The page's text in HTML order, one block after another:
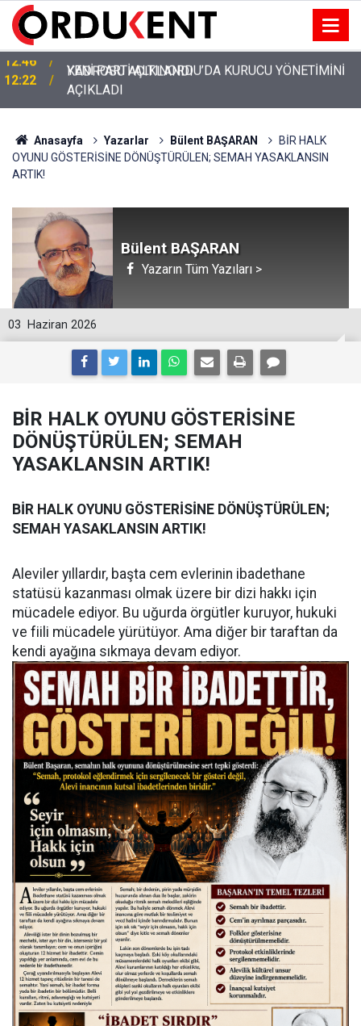
12:22
YENİ PARTİ ALTINORDU’DA KURUCU YÖNETİMİNİ
AÇIKLADI
Anasayfa Yazarlar Bülent BAŞARAN
BİR HALK
OYUNU GÖSTERİSİNE DÖNÜŞTÜRÜLEN; SEMAH YASAKLANSIN
ARTIK!
Bülent BAŞARAN
Yazarın Tüm Yazıları >
03 Haziran 2026
BİR HALK OYUNU GÖSTERİSİNE
DÖNÜŞTÜRÜLEN; SEMAH
YASAKLANSIN ARTIK!
BİR HALK OYUNU GÖSTERİSİNE DÖNÜŞTÜRÜLEN;
SEMAH YASAKLANSIN ARTIK!
Aleviler yıllardır, başta cem evlerinin ibadethane
statüsü kazanması olmak üzere bir dizi hakkı için
mücadele ediyor. Bu uğurda örgütler kuruyor, hukuki
ve fiili mücadele yürütüyor. Ama diğer bir taraftan da
kendi ayağına sıkmaya devam ediyor.